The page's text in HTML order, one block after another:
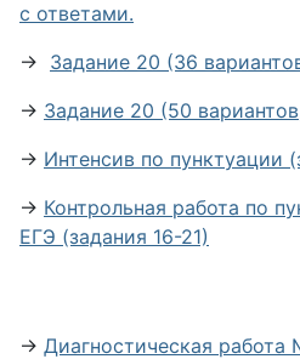
с ответами.
→ Задание 20 (36
→ Задание 20 (50
→ Интенсив по пунктуации
→ Контрольная работа по
ЕГЭ (задания 16-21)
→ Диагностическая